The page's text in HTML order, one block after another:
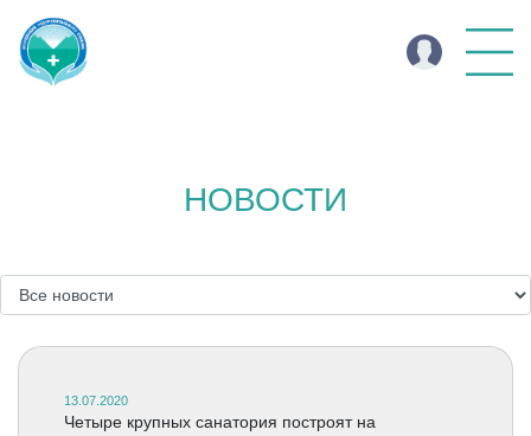
НОВОСТИ
13.07.2020
Четыре крупных санатория построят на